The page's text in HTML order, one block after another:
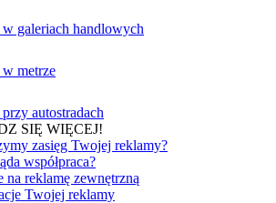
galeriach handlowych
metrze
autostradach
SIĘ WIĘCEJ!
zasięg Twojej reklamy?
współpraca?
na reklamę zewnętrzną
Twojej reklamy